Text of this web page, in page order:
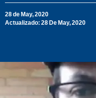
28 de May, 2020
Actualizado: 28 De May, 2020